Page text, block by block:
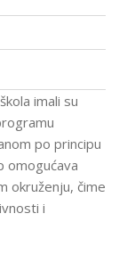
imali su
po principu
omogućava
okruženju, čime
i